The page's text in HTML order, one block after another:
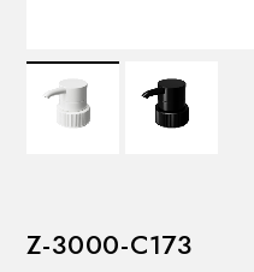
Z-3000-C173